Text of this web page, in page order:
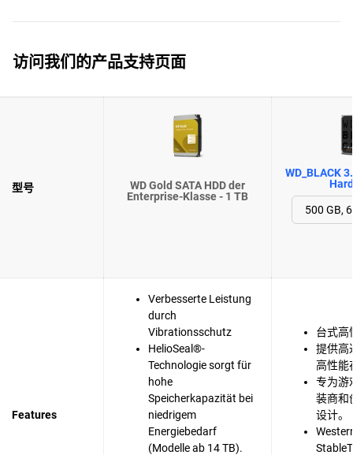
访问我们的产品支持页面
型号
WD Gold SATA HDD der
Enterprise-Klasse - 1 TB
WD_BLACK
Features
Verbesserte Leistung
durch
Vibrationsschutz
HelioSeal®-
Technologie sorgt für
hohe
Speicherkapazität bei
niedrigem
Energiebedarf
(Modelle ab 14 TB).
台式高
提供高
高性能
专为游
装商和
设计。